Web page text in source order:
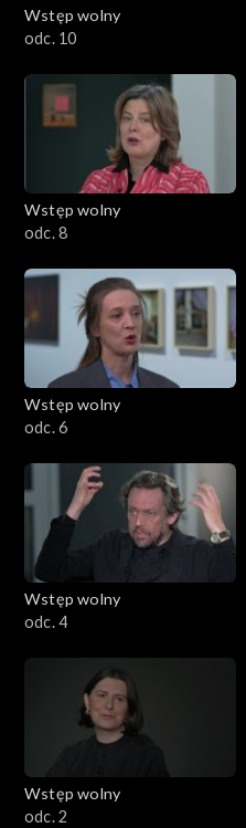
Wstęp wolny
odc. 10
Wstęp wolny
odc. 8
Wstęp wolny
odc. 6
Wstęp wolny
odc. 4
Wstęp wolny
odc. 2